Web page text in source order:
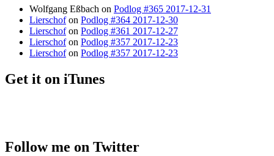
Wolfgang Eßbach on Podlog #365 2017-12-31
Lierschofon Podlog #364 2017-12-30
Lierschofon Podlog #361 2017-12-27
Lierschofon Podlog #357 2017-12-23
Lierschofon Podlog #357 2017-12-23
Get it on iTunes
Follow me on Twitter